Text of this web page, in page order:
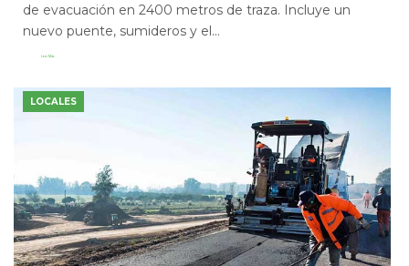
de evacuación en 2400 metros de traza. Incluye un
nuevo puente, sumideros y el...
Leer Más
LOCALES